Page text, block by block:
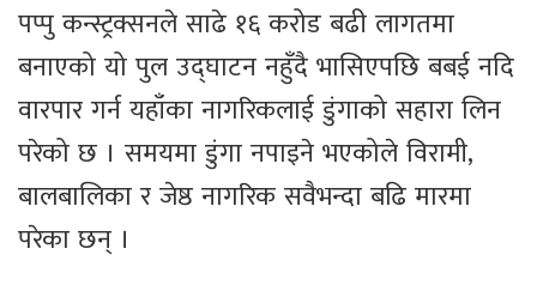
पप्पु कन्स्ट्रक्सनले साढे १६ करोड बढी लागतमा
बनाएको यो पुल उद्घाटन नहुँदै भासिएपछि बबई नदि
वारपार गर्न यहाँका नागरिकलाई डुंगाको सहारा लिन
परेको छ । समयमा डुंगा नपाइने भएकोले विरामी,
बालबालिका र जेष्ठ नागरिक सवैभन्दा बढि मारमा
परेका छन् ।